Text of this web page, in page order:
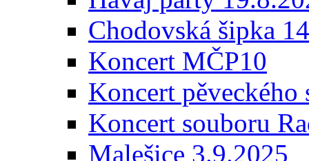
Chodovská šipka
Koncert MČP10
Koncert pěveckého
Koncert souboru
Malešice 3.9.2025